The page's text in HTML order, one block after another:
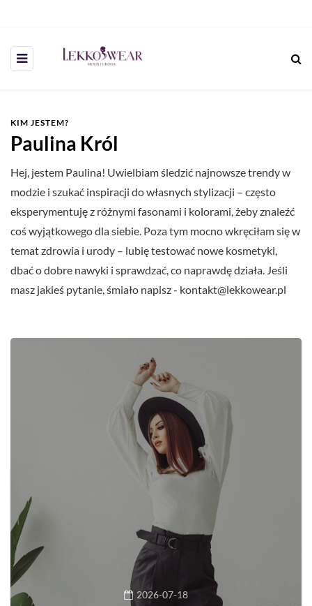
KIM JESTEM?
Paulina Król
Hej, jestem Paulina! Uwielbiam śledzić najnowsze trendy w
modzie i szukać inspiracji do własnych stylizacji – często
eksperymentuję z różnymi fasonami i kolorami, żeby znaleźć
coś wyjątkowego dla siebie. Poza tym mocno wkręciłam się w
temat zdrowia i urody – lubię testować nowe kosmetyki,
dbać o dobre nawyki i sprawdzać, co naprawdę działa. Jeśli
masz jakieś pytanie, śmiało napisz - kontakt@lekkowear.pl
2026-07-18